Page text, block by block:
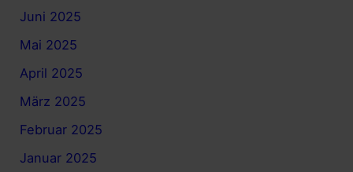
Juni 2025
Mai 2025
April 2025
März 2025
Februar 2025
Januar 2025